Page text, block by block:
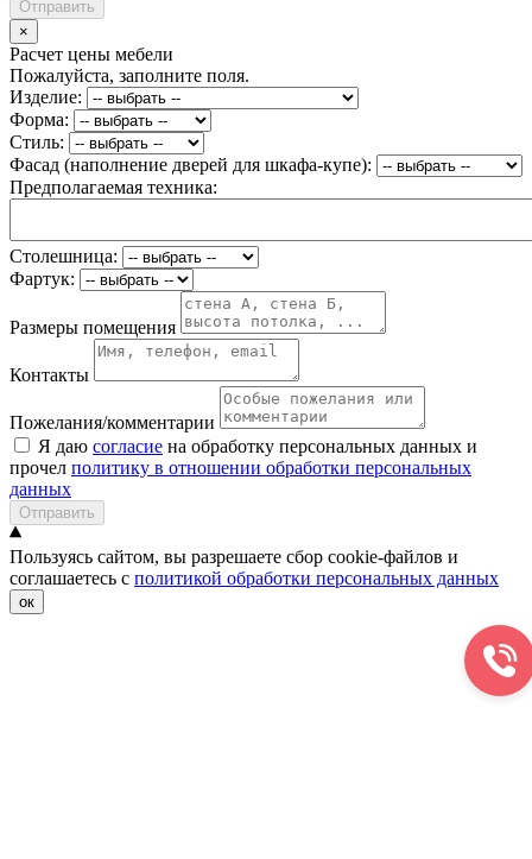
Отправить
×
Расчет цены мебели
Пожалуйста, заполните поля.
Изделие:
Форма:
Стиль:
Фасад (наполнение дверей для шкафа-купе):
Предполагаемая техника:
Столешница:
Фартук:
Размеры помещения
Контакты
Пожелания/комментарии
Я даю согласие на обработку персональных данных и
прочел политику в отношении обработки персональных
данных
Отправить
Пользуясь сайтом, вы разрешаете сбор cookie-файлов и
соглашаетесь с политикой обработки персональных данных
ок